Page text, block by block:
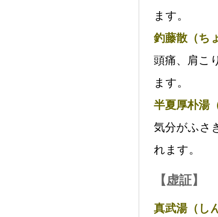
ます。
釣藤散（ち
頭痛、肩こ
ます。
半夏厚朴湯
気分がふさ
れます。
【虚証】
真武湯（し